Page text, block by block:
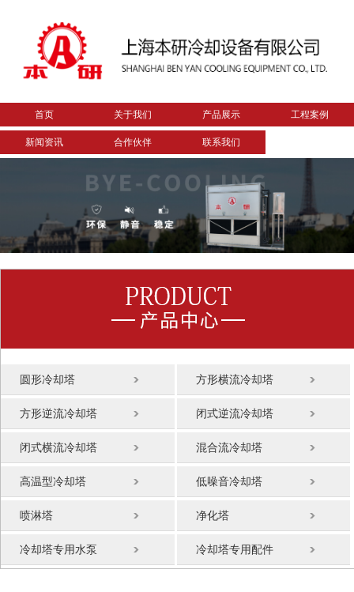
首页 关于我们 产品展示 工程案例
新闻资讯 合作伙伴 联系我们
圆形冷却塔 方形横流冷却塔
方形逆流冷却塔 闭式逆流冷却塔
闭式横流冷却塔 混合流冷却塔
高温型冷却塔 低噪音冷却塔
喷淋塔 净化塔
冷却塔专用水泵 冷却塔专用配件